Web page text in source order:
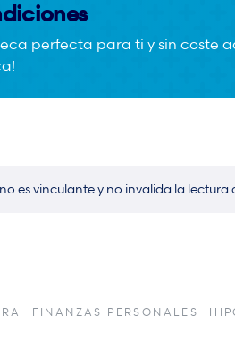
perfecta para ti y sin coste
es vinculante y no invalida la
FINANZAS PERSONALES